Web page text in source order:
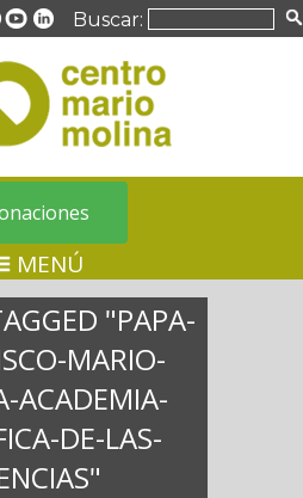
Buscar:
MENÚ
"PAPA-
MARIO-
ACADEMIA-
DE-LAS-